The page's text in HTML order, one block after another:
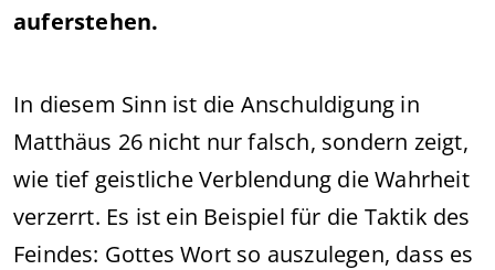
auferstehen.
In diesem Sinn ist die Anschuldigung in
Matthäus 26 nicht nur falsch, sondern zeigt,
wie tief geistliche Verblendung die Wahrheit
verzerrt. Es ist ein Beispiel für die Taktik des
Feindes: Gottes Wort so auszulegen, dass es